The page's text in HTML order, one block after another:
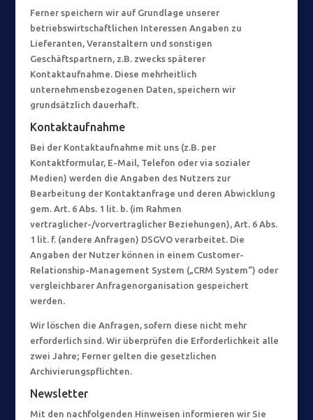
Ferner speichern wir auf Grundlage unserer
betriebswirtschaftlichen Interessen Angaben zu
Lieferanten, Veranstaltern und sonstigen
Geschäftspartnern, z.B. zwecks späterer
Kontaktaufnahme. Diese mehrheitlich
unternehmensbezogenen Daten, speichern wir
grundsätzlich dauerhaft.
Kontaktaufnahme
Bei der Kontaktaufnahme mit uns (z.B. per
Kontaktformular, E-Mail, Telefon oder via sozialer
Medien) werden die Angaben des Nutzers zur
Bearbeitung der Kontaktanfrage und deren Abwicklung
gem. Art. 6 Abs. 1 lit. b. (im Rahmen
vertraglicher-/vorvertraglicher Beziehungen), Art. 6 Abs.
1 lit. f. (andere Anfragen) DSGVO verarbeitet. Die
Angaben der Nutzer können in einem Customer-
Relationship-Management System („CRM System“) oder
vergleichbarer Anfragenorganisation gespeichert
werden.
Wir löschen die Anfragen, sofern diese nicht mehr
erforderlich sind. Wir überprüfen die Erforderlichkeit alle
zwei Jahre; Ferner gelten die gesetzlichen
Archivierungspflichten.
Newsletter
Mit den nachfolgenden Hinweisen informieren wir Sie